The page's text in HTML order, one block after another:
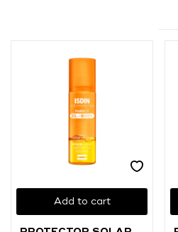
Add to cart
Create an
Ingresar con